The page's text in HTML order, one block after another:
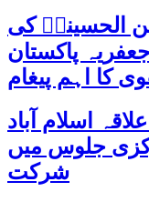
الحسینیؒ کی
پاکستان
کا اہم پیغام
اسلام آباد
جلوس میں
شرکت